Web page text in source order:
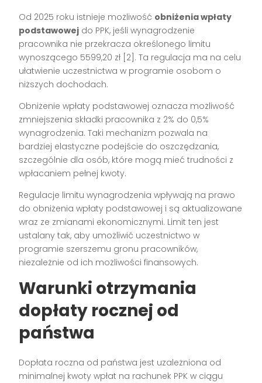
Od 2025 roku istnieje możliwość obniżenia wpłaty
podstawowej do PPK, jeśli wynagrodzenie
pracownika nie przekracza określonego limitu
wynoszącego 5599,20 zł [2]. Ta regulacja ma na celu
ułatwienie uczestnictwa w programie osobom o
niższych dochodach.
Obniżenie wpłaty podstawowej oznacza możliwość
zmniejszenia składki pracownika z 2% do 0,5%
wynagrodzenia. Taki mechanizm pozwala na
bardziej elastyczne podejście do oszczędzania,
szczególnie dla osób, które mogą mieć trudności z
wpłacaniem pełnej kwoty.
Regulacje limitu wynagrodzenia wpływają na prawo
do obniżenia wpłaty podstawowej i są aktualizowane
wraz ze zmianami ekonomicznymi. Limit ten jest
ustalany tak, aby umożliwić uczestnictwo w
programie szerszemu gronu pracowników,
niezależnie od ich możliwości finansowych.
Warunki otrzymania
dopłaty rocznej od
państwa
Dopłata roczna od państwa jest uzależniona od
minimalnej kwoty wpłat na rachunek PPK w ciągu